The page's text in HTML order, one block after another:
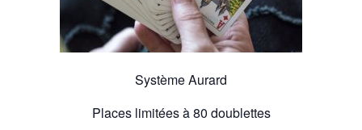
Système Aurard
Places limitées à 80 doublettes